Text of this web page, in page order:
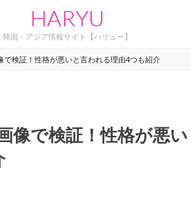
HARYU
韓国・アジア情報サイト【ハリュー】
で検証！性格が悪いと言われる理由4つも紹介
像で検証！性格が悪い